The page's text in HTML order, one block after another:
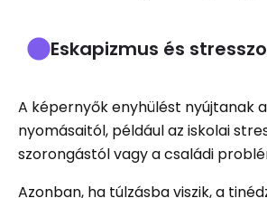
Eskapizmus és
A képernyők enyhülést nyújtanak
nyomásaitól, például az iskolai
szorongástól vagy a családi
Azonban, ha túlzásba viszik, a